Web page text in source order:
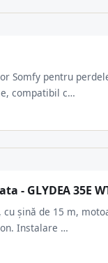
Somfy pentru
compatibil c…
- GLYDEA 35E
șină de 15 m,
Instalare …